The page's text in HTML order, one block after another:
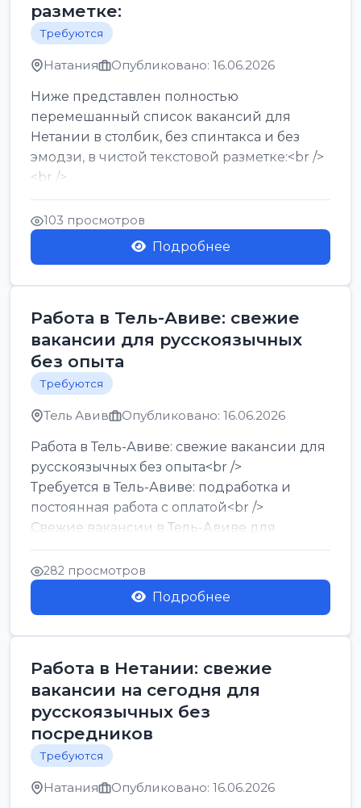
разметке:
Требуются
Натания Опубликовано: 16.06.2026
Ниже представлен полностью
перемешанный список вакансий для
Нетании в столбик, без спинтакса и без
эмодзи, в чистой текстовой разметке:<br />
<br />
Работа в Нетании на мебельном
производстве: требу...
103 просмотров
Подробнее
Работа в Тель-Авиве: свежие
вакансии для русскоязычных
без опыта
Требуются
Тель Авив Опубликовано: 16.06.2026
Работа в Тель-Авиве: свежие вакансии для
русскоязычных без опыта<br />
Требуется в Тель-Авиве: подработка и
постоянная работа с оплатой<br />
Свежие вакансии в Тель-Авиве для
мужчин и женщин от хозя...
282 просмотров
Подробнее
Работа в Нетании: свежие
вакансии на сегодня для
русскоязычных без
посредников
Требуются
Натания Опубликовано: 16.06.2026